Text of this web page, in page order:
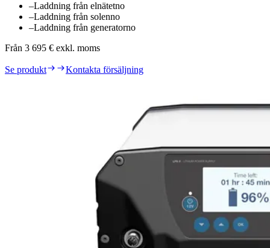
–Laddning från elnätetno
–Laddning från solenno
–Laddning från generatorno
Från 3 695 € exkl. moms
Se produkt Kontakta försäljning